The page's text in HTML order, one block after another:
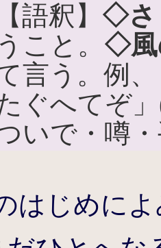
【語釈】 ◇さ
うこと。 ◇風
言う。例
ぐへてぞ
いで・噂
はじめに